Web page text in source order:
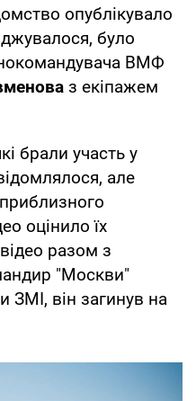
опублікувало
було
ВМФ
з екіпажем
брали участь у
але
оцінило їх
разом з
"Москви"
ЗМІ, він загинув на